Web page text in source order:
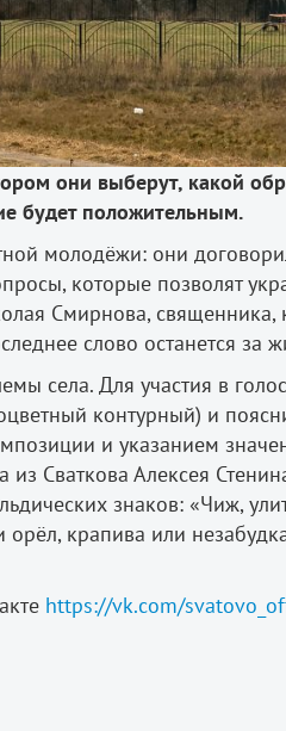
они выберут, какой
будет положительным.
молодёжи: они
которые позволят
Смирнова, священника,
слово останется за
села. Для участия в
контурный) и
и указанием
Сваткова Алексея
знаков: «Чиж,
крапива или
https://vk.com/